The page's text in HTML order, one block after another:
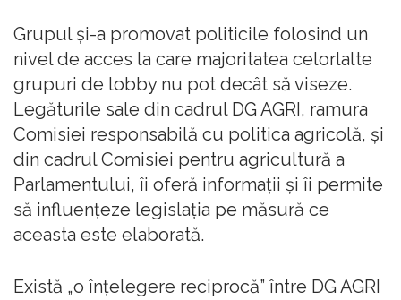
Grupul și-a promovat politicile folosind un
nivel de acces la care majoritatea celorlalte
grupuri de lobby nu pot decât să viseze.
Legăturile sale din cadrul DG AGRI, ramura
Comisiei responsabilă cu politica agricolă, și
din cadrul Comisiei pentru agricultură a
Parlamentului, îi oferă informații și îi permite
să influențeze legislația pe măsură ce
aceasta este elaborată.
Există „o înțelegere reciprocă” între DG AGRI